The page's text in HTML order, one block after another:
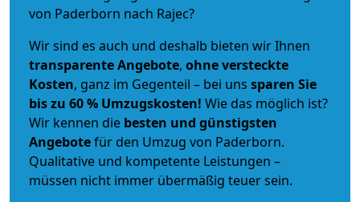
von Paderborn nach Rajec?
Wir sind es auch und deshalb bieten wir Ihnen
transparente Angebote, ohne versteckte
Kosten, ganz im Gegenteil – bei uns sparen Sie
bis zu 60 % Umzugskosten! Wie das möglich ist?
Wir kennen die besten und günstigsten
Angebotefür den Umzug von Paderborn.
Qualitative und kompetente Leistungen –
müssen nicht immer übermäßig teuer sein.